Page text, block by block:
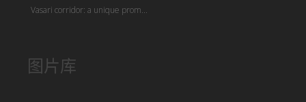
Vasari corridor: a unique prom...
图片库